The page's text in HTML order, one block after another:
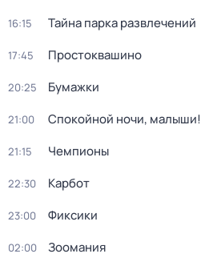
16:15 Тайна парка развлечений
17:45 Простоквашино
20:25 Бумажки
21:00 Спокойной ночи, малыши!
21:15 Чемпионы
22:30 Карбот
23:00 Фиксики
02:00 Зоомания